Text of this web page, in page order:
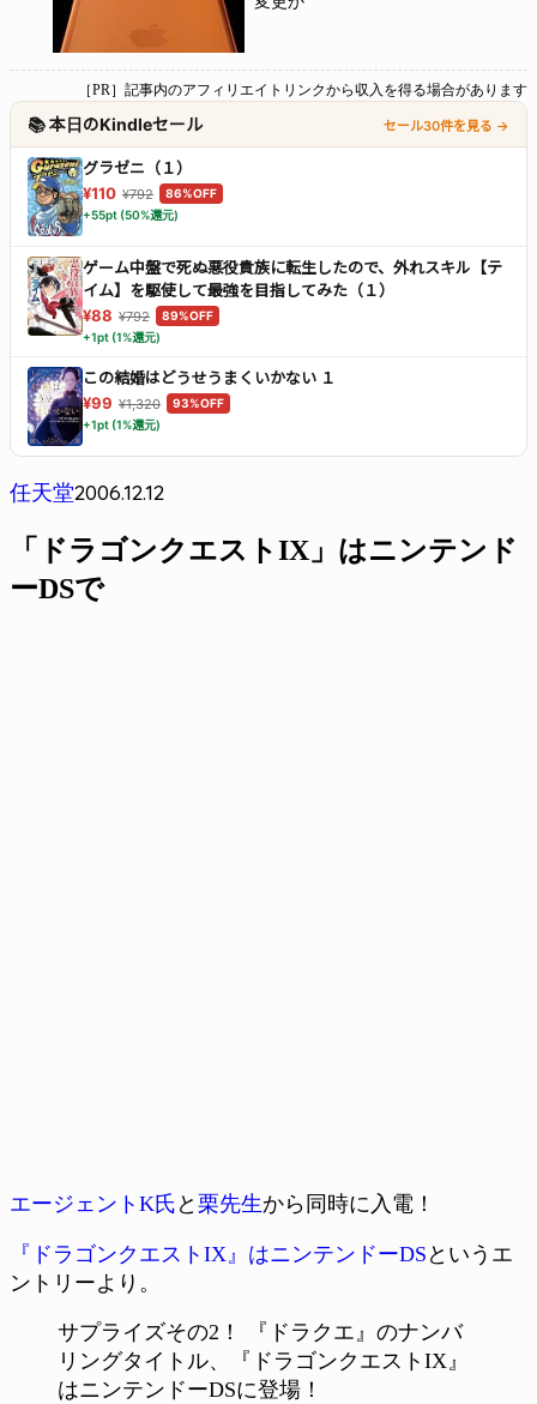
［PR］記事内のアフィリエイトリンクから収入を得る場合があります
📚 本日のKindleセール セール30件を見る →
グラゼニ（１）
¥110 ¥792
86%OFF
+55pt (50%還元)
ゲーム中盤で死ぬ悪役貴族に転生したので、外れスキル【テ
イム】を駆使して最強を目指してみた（１）
¥88 ¥792
89%OFF
+1pt (1%還元)
この結婚はどうせうまくいかない １
¥99 ¥1,320
93%OFF
+1pt (1%還元)
任天堂2006.12.12
「ドラゴンクエストIX」はニンテンド
ーDSで
エージェントK氏 と 栗先生から同時に入電！
『ドラゴンクエストIX』はニンテンドーDS というエ
ントリーより。
サプライズその2！ 『ドラクエ』のナンバ
リングタイトル、『ドラゴンクエストIX』
はニンテンドーDSに登場！